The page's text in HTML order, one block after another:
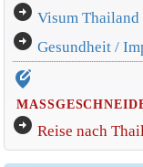
arrow_circle_right Visum Thailand
arrow_circle_right Gesundheit /
edit_location_alt
arrow_circle_right Reise nach